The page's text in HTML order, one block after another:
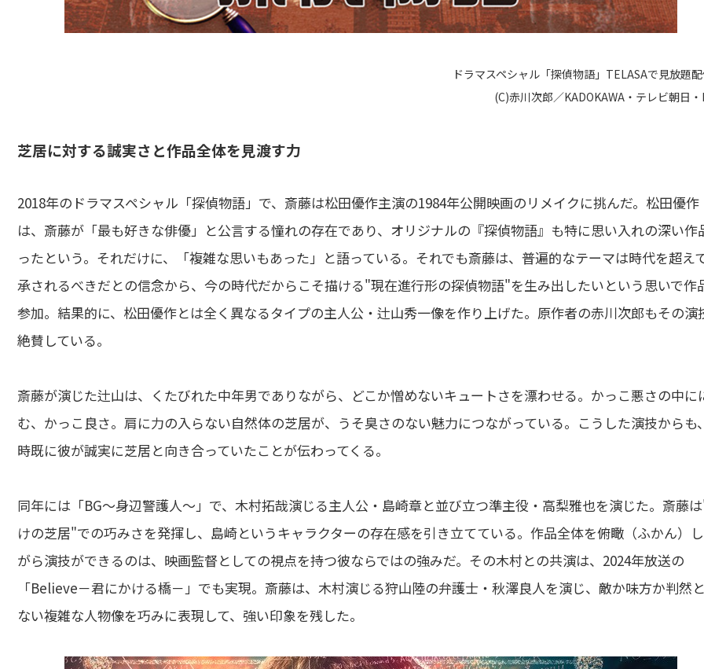
ドラマスペシャル「探偵物語」TELASAで見放題
(C)赤川次郎／KADOKAWA・テレビ朝日
芝居に対する誠実さと作品全体を見渡す力
2018年のドラマスペシャル「探偵物語」で、斎藤は松田優作主演の1984年公開映画のリメイクに挑んだ。松田優作
は、斎藤が「最も好きな俳優」と公言する憧れの存在であり、オリジナルの『探偵物語』も特に思い入れの深い作
ったという。それだけに、「複雑な思いもあった」と語っている。それでも斎藤は、普遍的なテーマは時代を超え
承されるべきだとの信念から、今の時代だからこそ描ける"現在進行形の探偵物語"を生み出したいという思いで作
参加。結果的に、松田優作とは全く異なるタイプの主人公・辻山秀一像を作り上げた。原作者の赤川次郎もその演
絶賛している。
斎藤が演じた辻山は、くたびれた中年男でありながら、どこか憎めないキュートさを漂わせる。かっこ悪さの中に
む、かっこ良さ。肩に力の入らない自然体の芝居が、うそ臭さのない魅力につながっている。こうした演技からも
時既に彼が誠実に芝居と向き合っていたことが伝わってくる。
同年には「BG～身辺警護人～」で、木村拓哉演じる主人公・島崎章と並び立つ準主役・高梨雅也を演じた。斎藤
けの芝居"での巧みさを発揮し、島崎というキャラクターの存在感を引き立てている。作品全体を俯瞰（ふかん）
がら演技ができるのは、映画監督としての視点を持つ彼ならではの強みだ。その木村との共演は、2024年放送の
「Believe－君にかける橋－」でも実現。斎藤は、木村演じる狩山陸の弁護士・秋澤良人を演じ、敵か味方か判然
ない複雑な人物像を巧みに表現して、強い印象を残した。